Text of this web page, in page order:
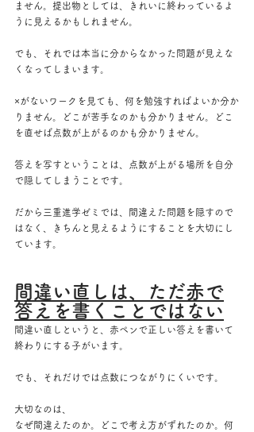
ません。提出物としては、きれいに終わっているよ
うに見えるかもしれません。
でも、それでは本当に分からなかった問題が見えな
くなってしまいます。
×がないワークを見ても、何を勉強すればよいか分か
りません。どこが苦手なのかも分かりません。どこ
を直せば点数が上がるのかも分かりません。
答えを写すということは、点数が上がる場所を自分
で隠してしまうことです。
だから三重進学ゼミでは、間違えた問題を隠すので
はなく、きちんと見えるようにすることを大切にし
ています。
間違い直しは、ただ赤で
答えを書くことではない
間違い直しというと、赤ペンで正しい答えを書いて
終わりにする子がいます。
でも、それだけでは点数につながりにくいです。
大切なのは、
なぜ間違えたのか。どこで考え方がずれたのか。何